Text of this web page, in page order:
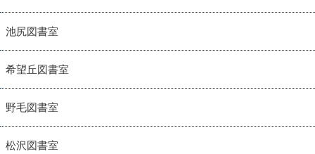
池尻図書室
希望丘図書室
野毛図書室
松沢図書室